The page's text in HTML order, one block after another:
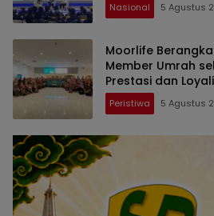
Nasional 5 Agustus
Moorlife
Member Umrah
Prestasi dan
Peristiwa 5 Agustus